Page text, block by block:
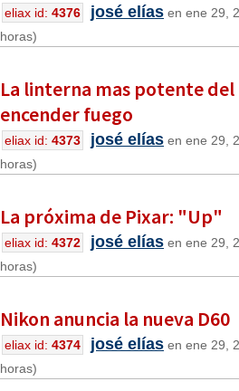
eliax id: 4376 josé elías en ene 29,
horas)
La linterna mas potente
encender fuego
eliax id: 4373 josé elías en ene 29,
horas)
La próxima de Pixar: "Up"
eliax id: 4372 josé elías en ene 29,
horas)
Nikon anuncia la nueva D60
eliax id: 4374 josé elías en ene 29,
horas)